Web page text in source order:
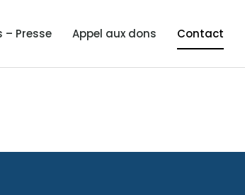
Presse Appel aux dons Contact